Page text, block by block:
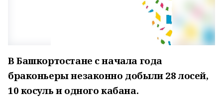
В Башкортостане с начала года
браконьеры незаконно добыли 28 лосей,
10 косуль и одного кабана.